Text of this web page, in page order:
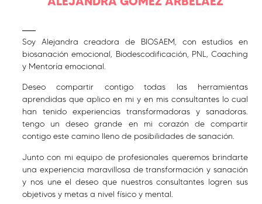
Soy Alejandra creadora de BIOSAEM, con estudios en
biosanación emocional, Biodescodificación, PNL, Coaching
y Mentoría emocional.
Deseo compartir contigo todas las herramientas
aprendidas que aplico en mi y en mis consultantes lo cual
han tenido experiencias transformadoras y sanadoras.
tengo un deseo grande en mi corazón de compartir
contigo este camino lleno de posibilidades de sanación.
Junto con mi equipo de profesionales queremos brindarte
una experiencia maravillosa de transformación y sanación
y nos une el deseo que nuestros consultantes logren sus
objetivos y metas a nivel físico y mental.